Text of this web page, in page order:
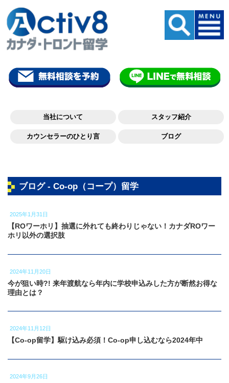
当社について スタッフ紹介
カウンセラーのひとり言 ブログ
ブログ - Co-op（コープ）留学
2025年1月31日
【ROワーホリ】抽選に外れても終わりじゃない！カナダROワー
ホリ以外の選択肢
2024年11月20日
今が狙い時?! 来年渡航なら年内に学校申込みした方が断然お得な
理由とは？
2024年11月12日
【Co-op留学】駆け込み必須！Co-op申し込むなら2024年中
2024年9月26日